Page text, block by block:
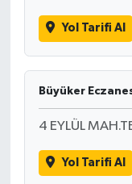
Yol Tarifi Al
Büyüker
4 EYLÜL
Yol Tarifi Al
Teknoloji
Bilim
Genel